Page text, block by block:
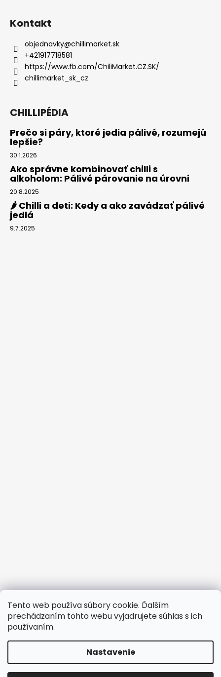
Tento web používa súbory cookie. Ďalším
prechádzaním tohto webu vyjadrujete súhlas s ich
používaním.
Nastavenie
Kontakt
objednavky@chillimarket.sk
+421917718581
https://www.fb.com/ChiliMarket.CZ.SK/
chillimarket_sk_cz
CHILLIPÉDIA
Prečo si páry, ktoré jedia pálivé, rozumejú
lepšie?
30.1.2026
Ako správne kombinovať chilli s
alkoholom: Pálivé párovanie na úrovni
20.8.2025
🌶️ Chilli a deti: Kedy a ako zavádzať pálivé
jedlá
9.7.2025